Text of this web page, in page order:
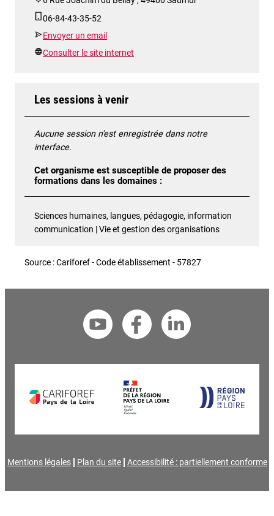
06-84-43-35-52
Envoyer un email
Consulter le site internet
Les sessions à venir
Aucune session n'est enregistrée dans notre
interface.
Cet organisme est susceptible de proposer des
formations dans les domaines :
Sciences humaines, langues, pédagogie, information
communication | Vie et gestion des organisations
Source : Cariforef - Code établissement - 57827
Mentions légales Plan du site Accessibilité : partiellement conforme